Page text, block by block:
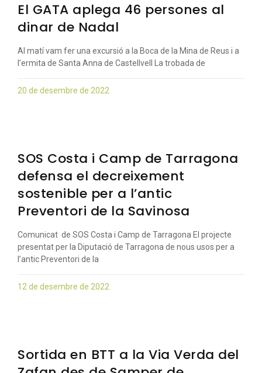
El GATA aplega 46 persones al
dinar de Nadal
Al matí vam fer una excursió a la Boca de la Mina de Reus i a
l’ermita de Santa Anna de Castellvell La trobada de
20 de desembre de 2022
SOS Costa i Camp de Tarragona
defensa el decreixement
sostenible per a l’antic
Preventori de la Savinosa
Comunicat de SOS Costa i Camp de Tarragona El projecte
presentat per la Diputació de Tarragona de nous usos per a
l’antic Preventori de la
12 de desembre de 2022
Sortida en BTT a la Via Verda del